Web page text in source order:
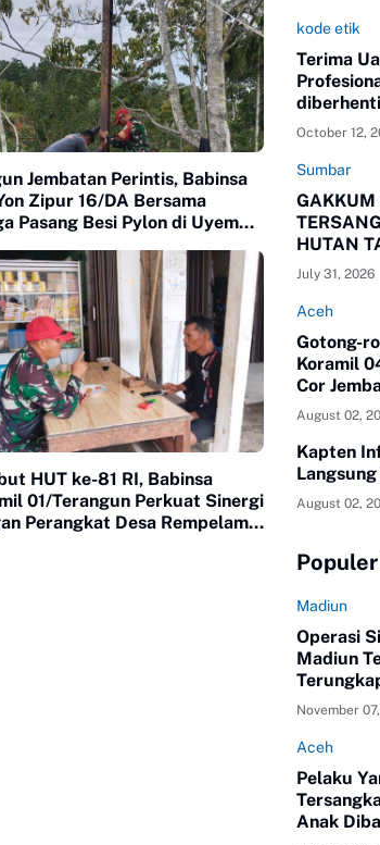
Jembatan Perintis, Babinsa
Zipur 16/DA Bersama
Pasang Besi Pylon di Uyem
HUT ke-81 RI, Babinsa
01/Terangun Perkuat Sinergi
Perangkat Desa Rempelam
kode etik
Terima
October 12,
Sumbar
HUTAN
BAYANG
NEGERI
July 31, 2026
Aceh
Gotong-
Koramil
Cor
August 02,
Kapten
August 02,
Madiun
Operasi
Madiun
November
Aceh
Pelaku
Anak